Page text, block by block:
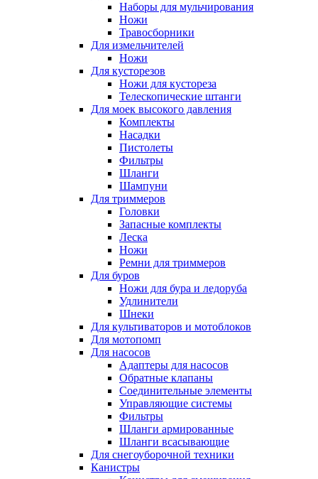
Наборы для мульчирования
Ножи
Травосборники
Для измельчителей
Ножи
Для кусторезов
Ножи для кустореза
Телескопические штанги
Для моек высокого давления
Комплекты
Насадки
Пистолеты
Фильтры
Шланги
Шампуни
Для триммеров
Головки
Запасные комплекты
Леска
Ножи
Ремни для триммеров
Для буров
Ножи для бура и ледоруба
Удлинители
Шнеки
Для культиваторов и мотоблоков
Для мотопомп
Для насосов
Адаптеры для насосов
Обратные клапаны
Соединительные элементы
Управляющие системы
Фильтры
Шланги армированные
Шланги всасывающие
Для снегоуборочной техники
Канистры